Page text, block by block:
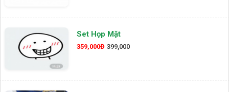
Set Họp Mặt
359,000Đ 399,000